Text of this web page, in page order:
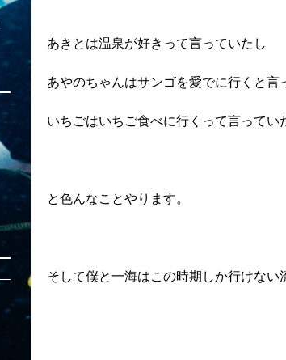
あきとは温泉が好きって言っていたし
あやのちゃんはサンゴを愛でに行くと言
いちごはいちご食べに行くって言ってい
と色んなことやります。
そして僕と一海はこの時期しか行けない